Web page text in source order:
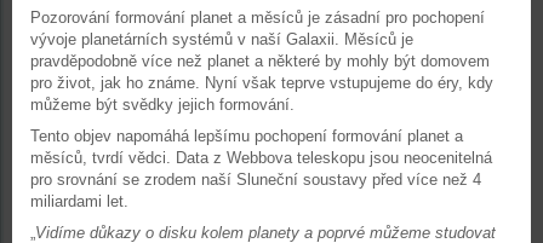
Pozorování formování planet a měsíců je zásadní pro pochopení
vývoje planetárních systémů v naší Galaxii. Měsíců je
pravděpodobně více než planet a některé by mohly být domovem
pro život, jak ho známe. Nyní však teprve vstupujeme do éry, kdy
můžeme být svědky jejich formování.
Tento objev napomáhá lepšímu pochopení formování planet a
měsíců, tvrdí vědci. Data z Webbova teleskopu jsou neocenitelná
pro srovnání se zrodem naší Sluneční soustavy před více než 4
miliardami let.
Vidíme důkazy o disku kolem planety a poprvé můžeme studovat